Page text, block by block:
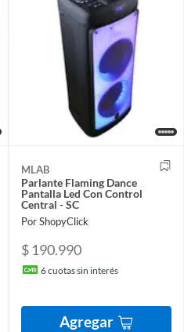
MLAB
Parlante Flaming Dance
Pantalla Led Con Control
Central - SC
Por ShopyClick
$ 190.990
6cuotas sin interés
Agregar